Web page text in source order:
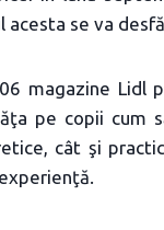
acesta se va
magazine
pe copii cum
cât şi